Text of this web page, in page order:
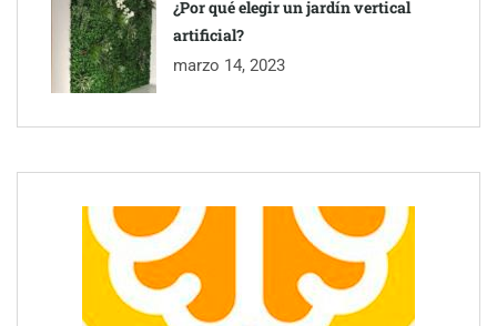
¿Por qué elegir un jardín vertical
artificial?
marzo 14, 2023